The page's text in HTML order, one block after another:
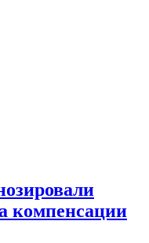
компенсации